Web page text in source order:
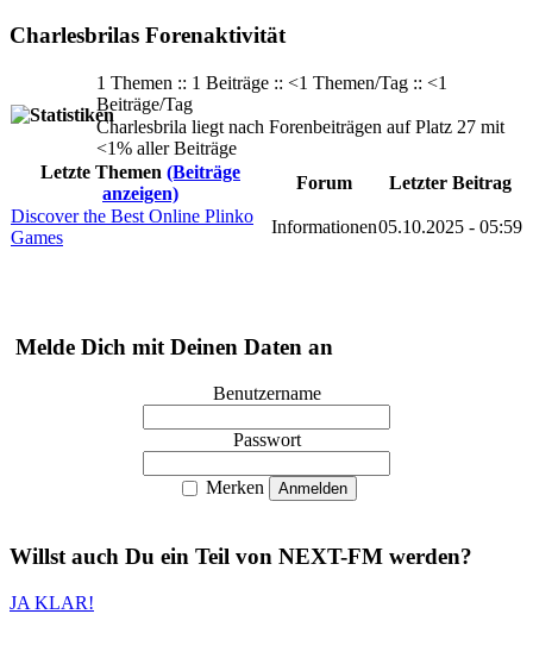
Charlesbrilas Forenaktivität
1 Themen :: 1 Beiträge :: <1 Themen/Tag :: <1
Beiträge/Tag
Charlesbrila liegt nach Forenbeiträgen auf Platz 27 mit
<1% aller Beiträge
Letzte Themen (Beiträge
anzeigen)
Forum
Letzter Beitrag
Discover the Best Online Plinko
Games
Informationen05.10.2025 - 05:59
Melde Dich mit Deinen Daten an
Benutzername
Passwort
Merken
Willst auch Du ein Teil von NEXT-FM werden?
JA KLAR!